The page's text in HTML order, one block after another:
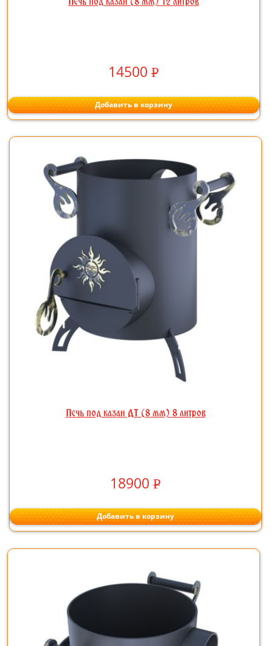
Печь под казан (8 мм) 12 литров
14500 Р
Добавить в корзину
Печь под казан ДТ (8 мм) 8 литров
18900 Р
Добавить в корзину